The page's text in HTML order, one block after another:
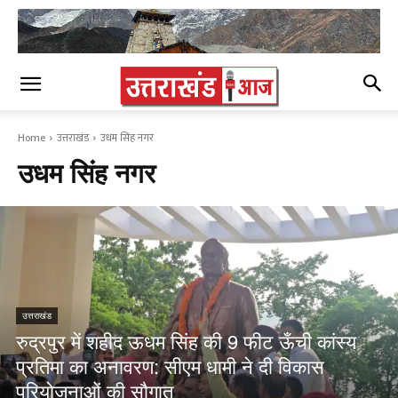
Home उत्तराखंड उधम सिंह नगर
उधम सिंह नगर
उत्तराखंड
रुद्रपुर में शहीद ऊधम सिंह की 9 फीट ऊँची कांस्य
प्रतिमा का अनावरण: सीएम धामी ने दी विकास
परियोजनाओं की सौगात